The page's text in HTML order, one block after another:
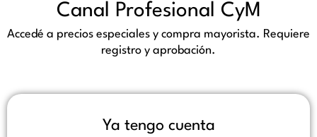
Canal Profesional CyM
Accedé a precios especiales y compra mayorista. Requiere
registro y aprobación.
Ya tengo cuenta